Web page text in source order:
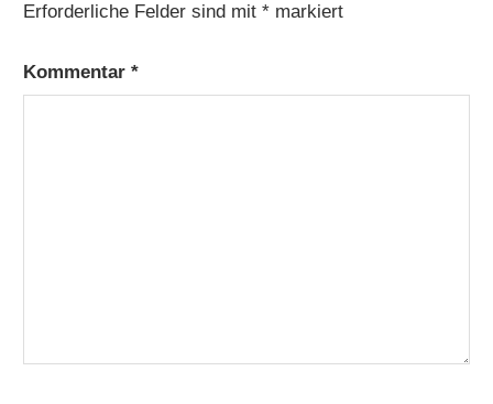
Erforderliche Felder sind mit* markiert
Kommentar*